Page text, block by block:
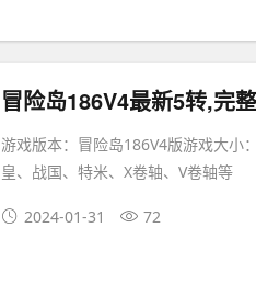
游戏版本：冒险岛186V4版游戏大小
皇、战国、特米、X卷轴、V卷轴等
2024-01-31 72